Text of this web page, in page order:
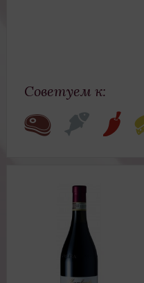
Советуем к: